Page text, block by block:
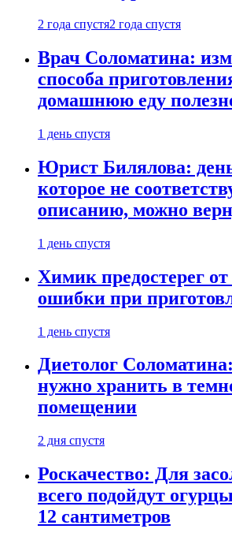
2 года спустя2 года спустя
Врач Соломатина:
способа
домашнюю еду
1 день спустя
Юрист Билялова:
которое не
описанию, можно
1 день спустя
Химик предостерег
ошибки при
1 день спустя
Диетолог
нужно хранить в
помещении
2 дня спустя
Роскачество: Для
всего подойдут
12 сантиметров